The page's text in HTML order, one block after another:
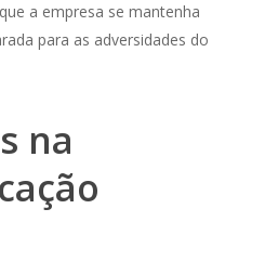
a empresa se mantenha
para as adversidades do
na